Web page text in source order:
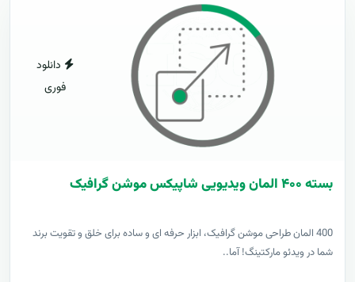
دانلود
فوری
بسته ۴۰۰ المان ویدیویی شاپیکس موشن گرافیک
400 المان طراحی موشن گرافیک، ابزار حرفه ای و ساده برای خلق و تقویت برند
شما در ویدئو مارکتینگ! آما..